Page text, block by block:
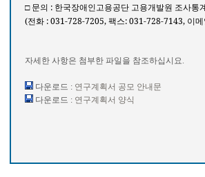
□ 문의 : 한국장애인고용공단 고용개발원 조사통
(전화: 031-728-7205, 팩스: 031-728-7143, 이메
자세한 사항은 첨부한 파일을 참조하십시요.
다운로드 : 연구계획서 공모 안내문
다운로드 : 연구계획서 양식